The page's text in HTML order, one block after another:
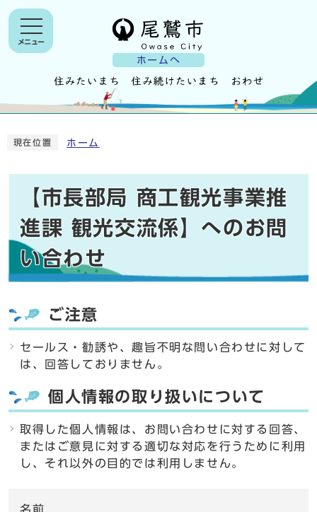
ホームへ
メニュー
現在位置 ホーム
【市長部局 商工観光事業推
進課 観光交流係】へのお問
い合わせ
ご注意
セールス・勧誘や、趣旨不明な問い合わせに対して
は、回答しておりません。
個人情報の取り扱いについて
取得した個人情報は、お問い合わせに対する回答、
またはご意見に対する適切な対応を行うために利用
し、それ以外の目的では利用しません。
名前